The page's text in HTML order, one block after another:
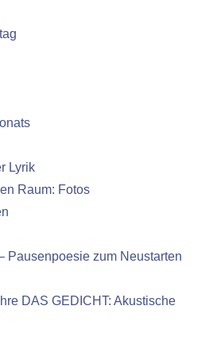
Lyrik
Raum: Fotos
Pausenpoesie zum Neustarten
DAS GEDICHT: Akustische